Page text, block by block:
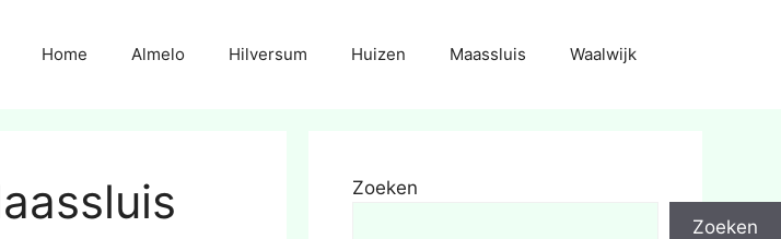
Home Almelo Hilversum Huizen Maassluis Waalwijk
Zoeken
Zoeken